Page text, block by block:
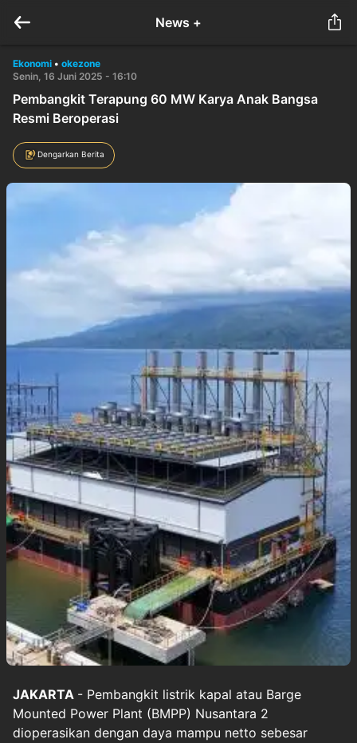
News +
Ekonomi • okezone
Senin, 16 Juni 2025 - 16:10
Pembangkit Terapung 60 MW Karya Anak Bangsa
Resmi Beroperasi
Dengarkan Berita
JAKARTA - Pembangkit listrik kapal atau Barge
Mounted Power Plant (BMPP) Nusantara 2
dioperasikan dengan daya mampu netto sebesar